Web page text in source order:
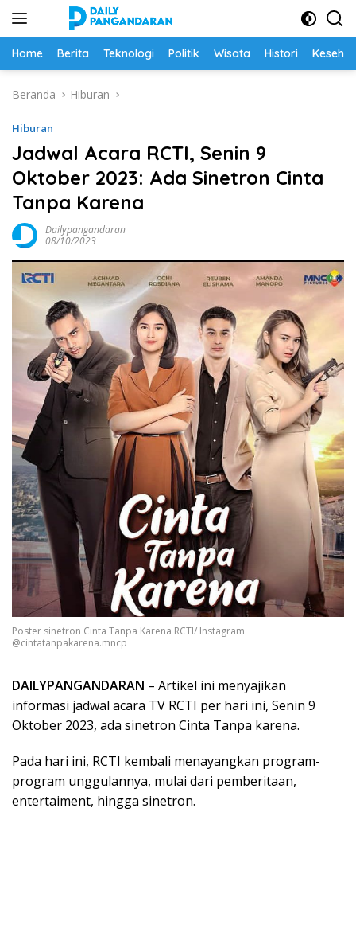
Home Berita Teknologi Politik Wisata Histori
Beranda Hiburan
Hiburan
Jadwal Acara RCTI, Senin 9
Oktober 2023: Ada Sinetron Cinta
Tanpa Karena
Dailypangandaran
08/10/2023
Poster sinetron Cinta Tanpa Karena RCTI/ Instagram
@cintatanpakarena.mncp
DAILYPANGANDARAN – Artikel ini menyajikan
informasi jadwal acara TV RCTI per hari ini, Senin 9
Oktober 2023, ada sinetron Cinta Tanpa karena.
Pada hari ini, RCTI kembali menayangkan program-
program unggulannya, mulai dari pemberitaan,
entertaiment, hingga sinetron.